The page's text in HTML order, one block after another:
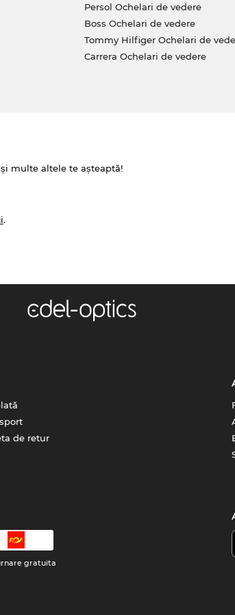
Persol Ochelari de vedere
Boss Ochelari de vedere
Tommy Hilfiger Ochelari de
Carrera Ochelari de vedere
multe altele te așteaptă!
.
de retur
gratuita